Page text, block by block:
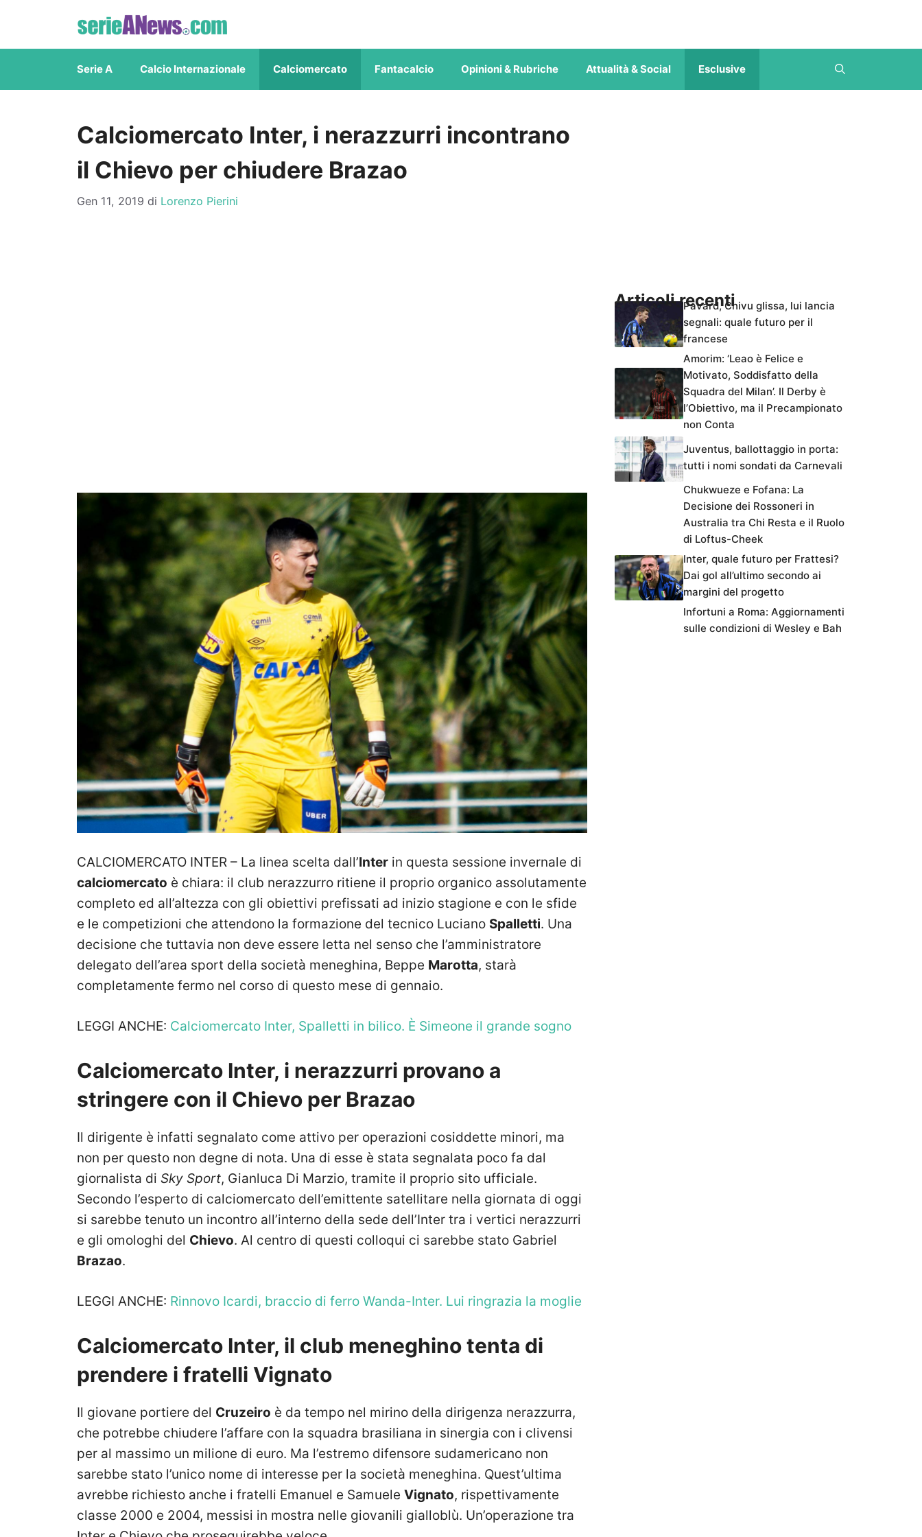
contenuto
Serie A Calcio Internazionale Calciomercato Fantacalcio Opinioni & Rubriche Attualità & Social Esclusive
Calciomercato Inter, i nerazzurri incontrano
il Chievo per chiudere Brazao
Gen 11, 2019 di Lorenzo Pierini
CALCIOMERCATO INTER – La linea scelta dall’Inter in questa sessione invernale di
calciomercato è chiara: il club nerazzurro ritiene il proprio organico assolutamente
completo ed all’altezza con gli obiettivi prefissati ad inizio stagione e con le sfide
e le competizioni che attendono la formazione del tecnico Luciano Spalletti. Una
decisione che tuttavia non deve essere letta nel senso che l’amministratore
delegato dell’area sport della società meneghina, Beppe Marotta, starà
completamente fermo nel corso di questo mese di gennaio.
LEGGI ANCHE: Calciomercato Inter, Spalletti in bilico. È Simeone il grande sogno
Calciomercato Inter, i nerazzurri provano a
stringere con il Chievo per Brazao
Il dirigente è infatti segnalato come attivo per operazioni cosiddette minori, ma
non per questo non degne di nota. Una di esse è stata segnalata poco fa dal
giornalista di Sky Sport, Gianluca Di Marzio, tramite il proprio sito ufficiale.
Secondo l’esperto di calciomercato dell’emittente satellitare nella giornata di oggi
si sarebbe tenuto un incontro all’interno della sede dell’Inter tra i vertici nerazzurri
e gli omologhi del Chievo. Al centro di questi colloqui ci sarebbe stato Gabriel
Brazao.
LEGGI ANCHE: Rinnovo Icardi, braccio di ferro Wanda-Inter. Lui ringrazia la moglie
Calciomercato Inter, il club meneghino tenta di
prendere i fratelli Vignato
Il giovane portiere del Cruzeiro è da tempo nel mirino della dirigenza nerazzurra,
che potrebbe chiudere l’affare con la squadra brasiliana in sinergia con i clivensi
per al massimo un milione di euro. Ma l’estremo difensore sudamericano non
sarebbe stato l’unico nome di interesse per la società meneghina. Quest’ultima
avrebbe richiesto anche i fratelli Emanuel e Samuele Vignato, rispettivamente
classe 2000 e 2004, messisi in mostra nelle giovanili gialloblù. Un’operazione tra
Articoli recentiPavard, Chivu glissa, lui lancia
segnali: quale futuro per il
francese
Amorim: ‘Leao è Felice e
Motivato, Soddisfatto della
Squadra del Milan’. Il Derby è
l’Obiettivo, ma il Precampionato
non Conta
Juventus, ballottaggio in porta:
tutti i nomi sondati da Carnevali
Chukwueze e Fofana: La
Decisione dei Rossoneri in
Australia tra Chi Resta e il Ruolo
di Loftus-Cheek
Inter, quale futuro per Frattesi?
Dai gol all’ultimo secondo ai
margini del progetto
Infortuni a Roma: Aggiornamenti
sulle condizioni di Wesley e Bah